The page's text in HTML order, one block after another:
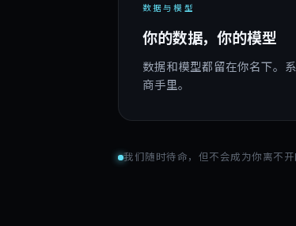
数据与模型
你的数据，你的模型
数据和模型都留在你名下。
商手里。
我们随时待命，但不会成为你离不开